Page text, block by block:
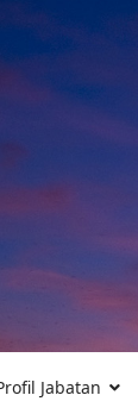
Jabatan